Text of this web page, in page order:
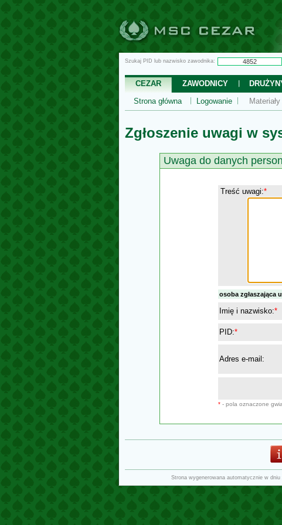
Szukaj PID lub nazwisko zawodnika:
CEZAR ZAWODNICY
Strona główna
Logowanie
Zgłoszenie uwagi w
Uwaga do danych
Treść uwagi:*
osoba zgłaszająca
Imię i nazwisko:*
PID:*
Adres e-mail:
* - pola oznaczone
Strona wygenerowana automatycznie w dniu